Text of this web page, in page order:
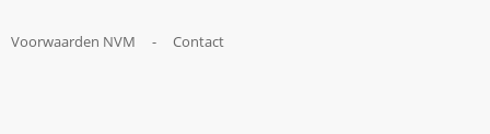
Voorwaarden NVM - Contact